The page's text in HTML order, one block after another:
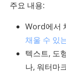
주요 내용:
Word에서
채울 수 있
텍스트, 도
나, 워터마